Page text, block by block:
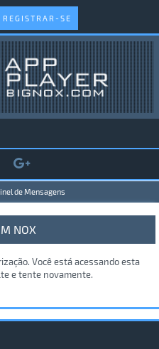
REGISTRAR-SE
de Mensagens
NOX
Você está acessando esta
e tente novamente.